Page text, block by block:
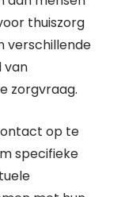
thuiszorg
verschillende
van
zorgvraag.
op te
specifieke